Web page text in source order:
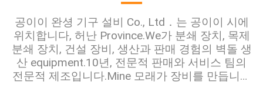
공이이 완셩 기구 설비 Co., Ltd．는 공이이 시에
위치합니다, 허난 Province.We가 분쇄 장치, 목제
분쇄 장치, 건설 장비, 생산과 판매 경험의 벽돌 생
산 equipment.10년, 전문적 판매와 서비스 팀의
전문적 제조입니다.Mine 모래가 장비를 만듭니다